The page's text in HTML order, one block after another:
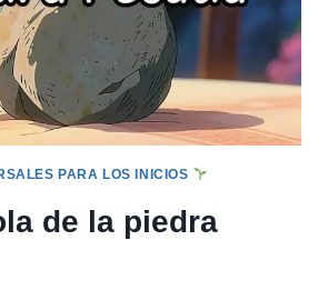
PARA LOS INICIOS
de la piedra